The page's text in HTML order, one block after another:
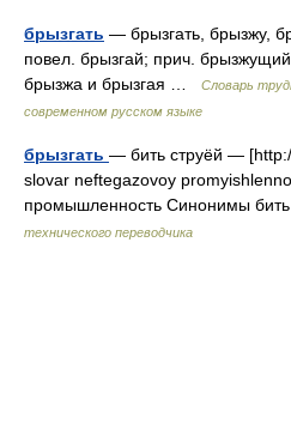
брызгать — брызгать, брызжу,
повел. брызгай; прич.
брызжа и брызгая …
Словарь
современном русском языке
брызгать — бить струёй —
slovar neftegazovoy
промышленность Синонимы
технического переводчика